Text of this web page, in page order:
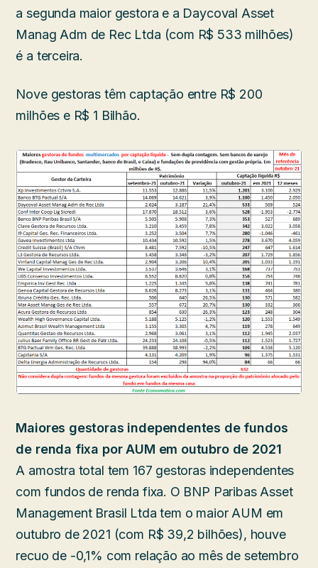
a segunda maior gestora e a Daycoval Asset
Manag Adm de Rec Ltda (com R$ 533 milhões)
é a terceira.
Nove gestoras têm captação entre R$ 200
milhões e R$ 1 Bilhão.
Maiores gestoras independentes de fundos
de renda fixa por AUM em outubro de 2021
A amostra total tem 167 gestoras independentes
com fundos de renda fixa. O BNP Paribas Asset
Management Brasil Ltda tem o maior AUM em
outubro de 2021 (com R$ 39,2 bilhões), houve
recuo de -0,1% com relação ao mês de setembro